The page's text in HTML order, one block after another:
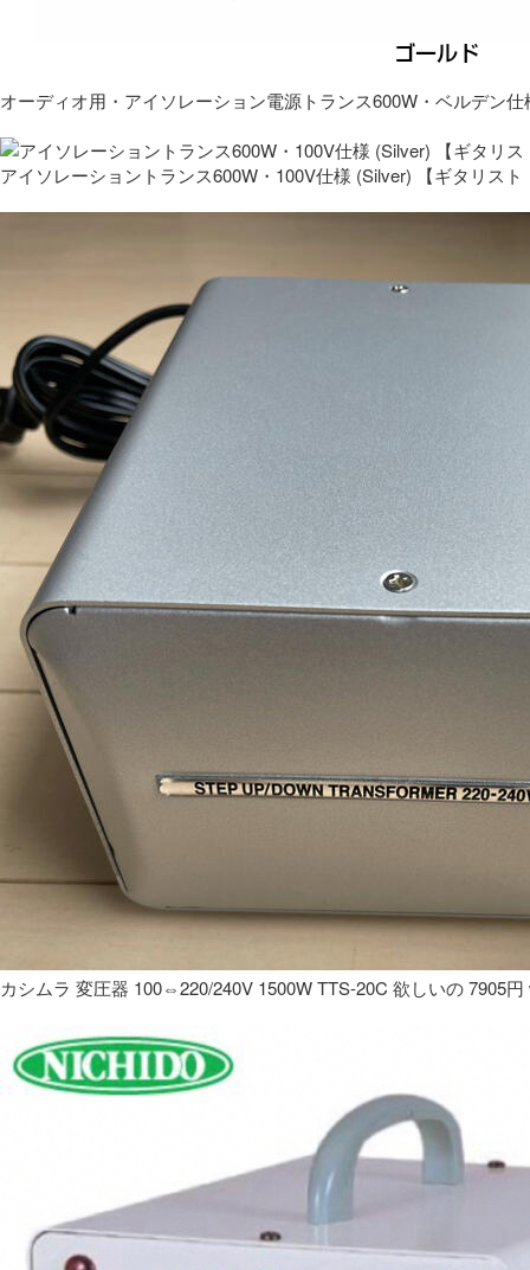
オーディオ用・アイソレーション電源トランス600W・ベルデン仕
アイソレーショントランス600W・100V仕様 (Silver) 【ギタリス
カシムラ 変圧器 100⇔220/240V 1500W TTS-20C 欲しいの 7905円